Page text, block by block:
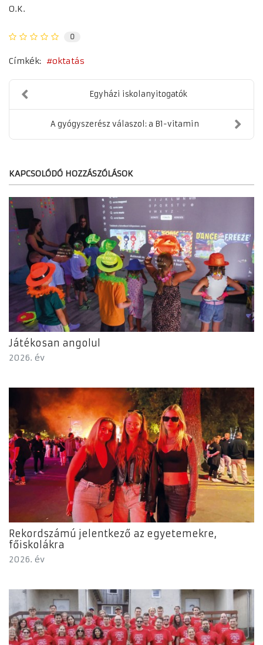
O.K.
0
Címkék: oktatás
Egyházi iskolanyitogatók
A gyógyszerész válaszol: a B1-vitamin
KAPCSOLÓDÓ HOZZÁSZÓLÁSOK
Játékosan angolul
2026. év
Rekordszámú jelentkező az egyetemekre,
főiskolákra
2026. év